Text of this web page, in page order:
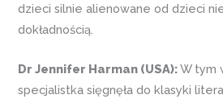
dzieci silnie alienowane od dzieci
dokładnością.
Dr Jennifer Harman (USA):W tym
specjalistka sięgnęła do klasyki